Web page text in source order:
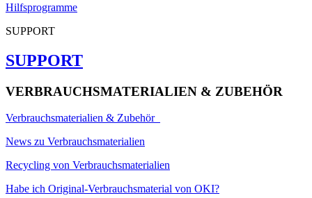
Hilfsprogramme
SUPPORT
SUPPORT
VERBRAUCHSMATERIALIEN & ZUBEHÖR
Verbrauchsmaterialien & Zubehör
News zu Verbrauchsmaterialien
Recycling von Verbrauchsmaterialien
Habe ich Original-Verbrauchsmaterial von OKI?